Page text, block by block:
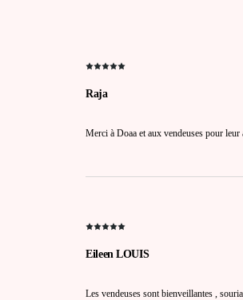
Raja
Merci à Doaa et aux vendeuses pour leur
Eileen LOUIS
Les vendeuses sont bienveillantes ,